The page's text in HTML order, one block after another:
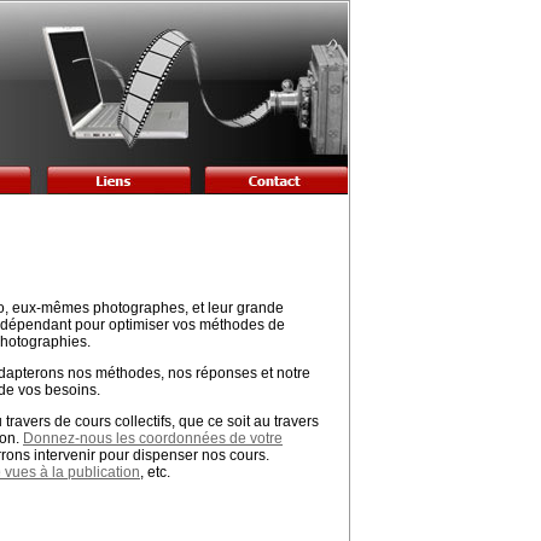
eux-mêmes photographes, et leur grande
pour optimiser vos méthodes de
nos méthodes, nos réponses et notre
vos besoins.
de cours collectifs, que ce soit au travers
Donnez-nous les coordonnées de votre
intervenir pour dispenser nos cours.
vues à la publication, etc.